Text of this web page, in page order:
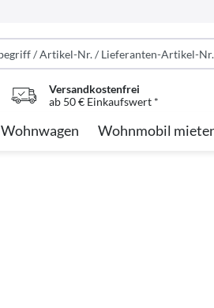
Versandkostenfrei
ab 50 € Einkaufswert *
Wohnwagen Wohnmobil